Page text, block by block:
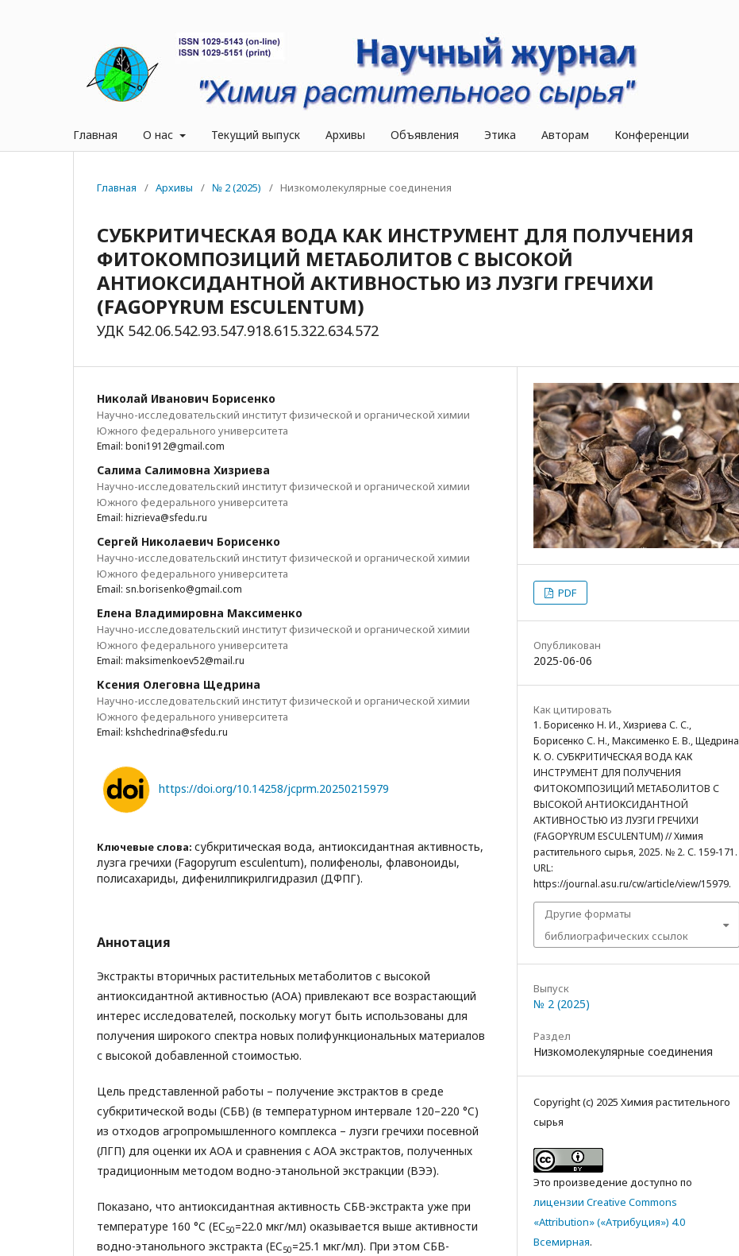
Главная О нас Текущий выпуск Архивы Объявления Этика Авторам Конференции
Главная / Архивы / № 2 (2025) / Низкомолекулярные соединения
СУБКРИТИЧЕСКАЯ ВОДА КАК ИНСТРУМЕНТ ДЛЯ ПОЛУЧЕНИЯ
ФИТОКОМПОЗИЦИЙ МЕТАБОЛИТОВ С ВЫСОКОЙ
АНТИОКСИДАНТНОЙ АКТИВНОСТЬЮ ИЗ ЛУЗГИ ГРЕЧИХИ
(FAGOPYRUM ESCULENTUM)
УДК 542.06.542.93.547.918.615.322.634.572
Николай Иванович Борисенко
Научно-исследовательский институт физической и органической химии
Южного федерального университета
Email: boni1912@gmail.com
Салима Салимовна Хизриева
Научно-исследовательский институт физической и органической химии
Южного федерального университета
Email: hizrieva@sfedu.ru
Сергей Николаевич Борисенко
Научно-исследовательский институт физической и органической химии
Южного федерального университета
Email: sn.borisenko@gmail.com
Елена Владимировна Максименко
Научно-исследовательский институт физической и органической химии
Южного федерального университета
Email: maksimenkoev52@mail.ru
Ксения Олеговна Щедрина
Научно-исследовательский институт физической и органической химии
Южного федерального университета
Email: kshchedrina@sfedu.ru
https://doi.org/10.14258/jcprm.20250215979
Ключевые слова: субкритическая вода, антиоксидантная активность,
лузга гречихи (Fagopyrum esculentum), полифенолы, флавоноиды,
полисахариды, дифенилпикрилгидразил (ДФПГ).
Аннотация
Экстракты вторичных растительных метаболитов с высокой
антиоксидантной активностью (АОА) привлекают все возрастающий
интерес исследователей, поскольку могут быть использованы для
получения широкого спектра новых полифункциональных материалов
с высокой добавленной стоимостью.
Цель представленной работы – получение экстрактов в среде
субкритической воды (СБВ) (в температурном интервале 120–220 °C)
из отходов агропромышленного комплекса – лузги гречихи посевной
(ЛГП) для оценки их АОА и сравнения с АОА экстрактов, полученных
традиционным методом водно-этанольной экстракции (ВЭЭ).
Показано, что антиоксидантная активность СБВ-экстракта уже при
температуре 160 °C (EC50=22.0 мкг/мл) оказывается выше активности
водно-этанольного экстракта (EC50=25.1 мкг/мл). При этом СБВ-
PDF
Опубликован
2025-06-06
Как цитировать
1. Борисенко Н. И., Хизриева С. С.,
Борисенко С. Н., Максименко Е. В., Щедрина
К. О. СУБКРИТИЧЕСКАЯ ВОДА КАК
ИНСТРУМЕНТ ДЛЯ ПОЛУЧЕНИЯ
ФИТОКОМПОЗИЦИЙ МЕТАБОЛИТОВ С
ВЫСОКОЙ АНТИОКСИДАНТНОЙ
АКТИВНОСТЬЮ ИЗ ЛУЗГИ ГРЕЧИХИ
(FAGOPYRUM ESCULENTUM) // Химия
растительного сырья, 2025. № 2. С. 159-171.
URL:
https://journal.asu.ru/cw/article/view/15979.
Другие форматы
библиографических ссылок
Выпуск
№ 2 (2025)
Раздел
Низкомолекулярные соединения
Copyright (c) 2025 Химия растительного
сырья
Это произведение доступно по
лицензии Creative Commons
«Attribution» («Атрибуция») 4.0
Всемирная.